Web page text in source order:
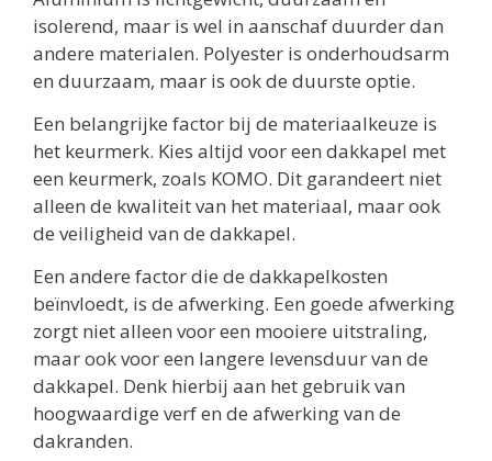
isolerend, maar is wel in aanschaf duurder dan
andere materialen. Polyester is onderhoudsarm
en duurzaam, maar is ook de duurste optie.
Een belangrijke factor bij de materiaalkeuze is
het keurmerk. Kies altijd voor een dakkapel met
een keurmerk, zoals KOMO. Dit garandeert niet
alleen de kwaliteit van het materiaal, maar ook
de veiligheid van de dakkapel.
Een andere factor die de dakkapelkosten
beïnvloedt, is de afwerking. Een goede afwerking
zorgt niet alleen voor een mooiere uitstraling,
maar ook voor een langere levensduur van de
dakkapel. Denk hierbij aan het gebruik van
hoogwaardige verf en de afwerking van de
dakranden.